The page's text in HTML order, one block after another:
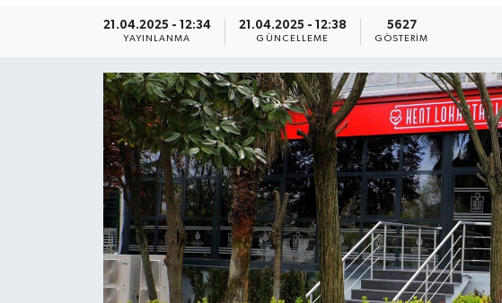
21.04.2025 - 12:34
YAYINLANMA
21.04.2025 - 12:38
GÜNCELLEME
5627
GÖSTERIM
GÜNDEM
KEMERBURGAZ
KÜLTÜR - SANAT
MAGAZİN
ÖZEL HABER
SAĞLIK